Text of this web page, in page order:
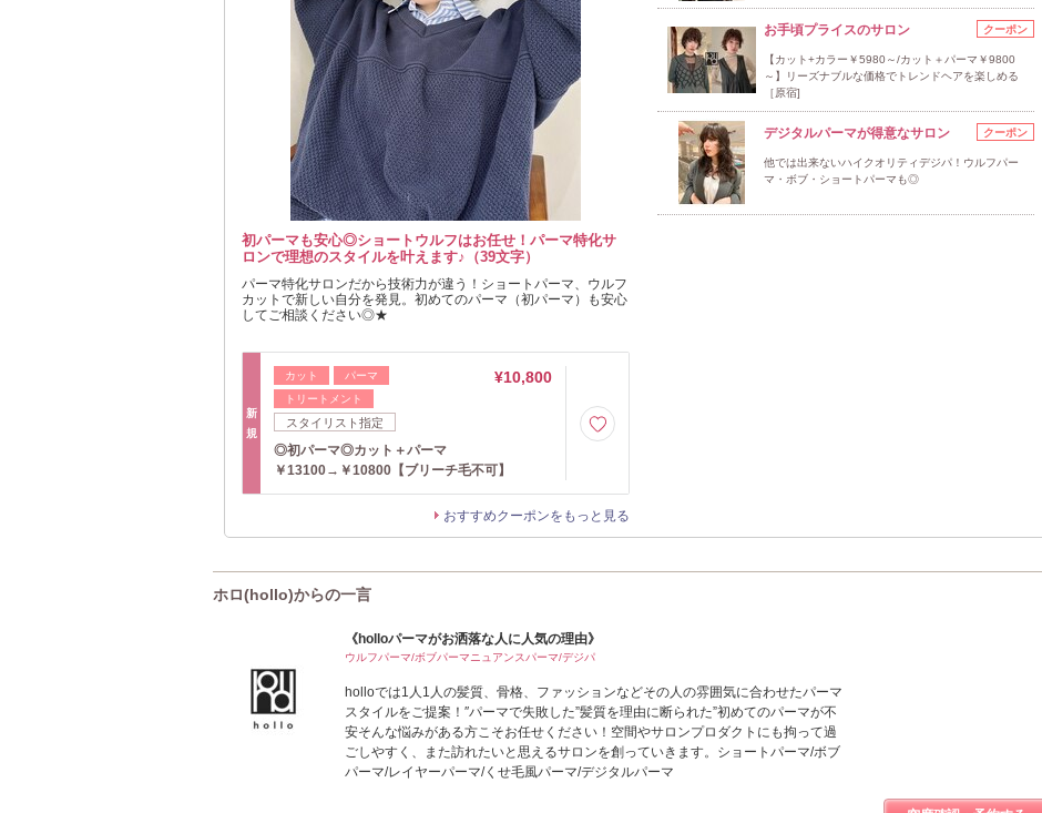
初パーマも安心◎ショートウルフはお任せ！パーマ特化サ
ロンで理想のスタイルを叶えます♪（39文字）
パーマ特化サロンだから技術力が違う！ショートパーマ、ウルフ
カットで新しい自分を発見。初めてのパーマ（初パーマ）も安心
してご相談ください◎★
新
規
カット
パーマ
トリートメント
スタイリスト指定
¥10,800
◎初パーマ◎カット＋パーマ
￥13100→￥10800【ブリーチ毛不可】
おすすめクーポンをもっと見る
お手頃プライスのサロン クーポン
【カット+カラー￥5980～/カット＋パーマ￥9800
～】リーズナブルな価格でトレンドヘアを楽しめる
［原宿]
デジタルパーマが得意なサロン クーポン
他では出来ないハイクオリティデジパ！ウルフパー
マ・ボブ・ショートパーマも◎
ホロ(hollo)からの一言
《holloパーマがお洒落な人に人気の理由》
ウルフパーマ/ボブパーマニュアンスパーマ/デジパ
holloでは1人1人の髪質、骨格、ファッションなどその人の雰囲気に合わせたパーマ
スタイルをご提案！″パーマで失敗した”髪質を理由に断られた”初めてのパーマが不
安そんな悩みがある方こそお任せください！空間やサロンプロダクトにも拘って過
ごしやすく、また訪れたいと思えるサロンを創っていきます。ショートパーマ/ボブ
パーマ/レイヤーパーマ/くせ毛風パーマ/デジタルパーマ